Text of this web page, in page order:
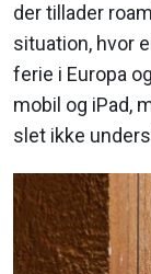
der tillader
situation, hvor
ferie i Europa
mobil og iPad,
slet ikke